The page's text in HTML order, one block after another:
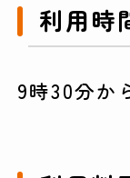
利用時
9時30分か